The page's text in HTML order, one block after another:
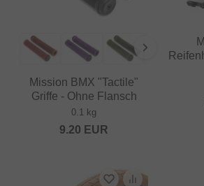
Mission BMX "Tactile"
Griffe - Ohne Flansch
0.1 kg
9.20 EUR